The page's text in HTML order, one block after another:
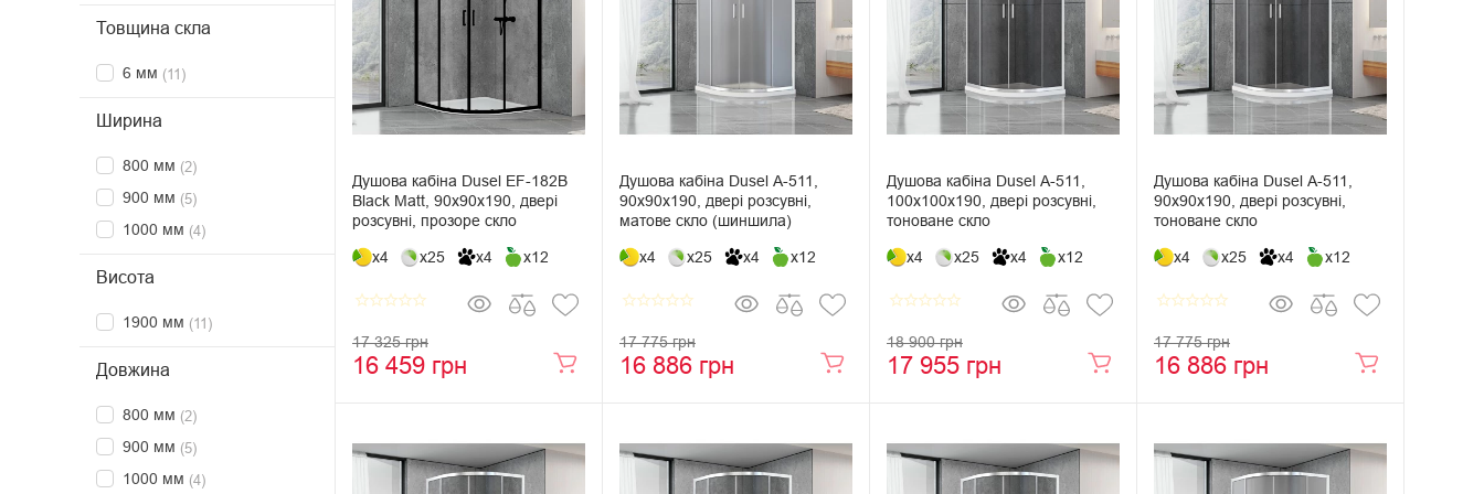
Товщина скла
6 мм (11)
Ширина
800 мм (2)
900 мм (5)
1000 мм (4)
Висота
1900 мм (11)
Довжина
800 мм (2)
900 мм (5)
1000 мм (4)
Душова кабіна Dusel EF-182B
Black Matt, 90х90х190, двері
розсувні, прозоре скло
x4 x25 x4 x12
star_borderstar_borderstar_borderstar_borderstar_border
17 325 грн
16 459 грн
Душова кабіна Dusel А-511,
90х90х190, двері розсувні,
матове скло (шиншила)
x4 x25 x4 x12
star_borderstar_borderstar_borderstar_borderstar_border
17 775 грн
16 886 грн
Душова кабіна Dusel А-511,
100х100х190, двері розсувні,
тоноване скло
x4 x25 x4 x12
star_borderstar_borderstar_borderstar_borderstar_border
18 900 грн
17 955 грн
Душова кабіна Dusel А-511,
90х90х190, двері розсувні,
тоноване скло
x4 x25 x4 x12
star_borderstar_borderstar_borderstar_borderstar_border
17 775 грн
16 886 грн